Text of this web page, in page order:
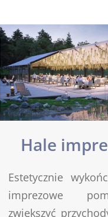
Hale
Estetycznie
imprezowe
zwiększyć